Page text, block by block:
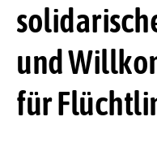
und
für